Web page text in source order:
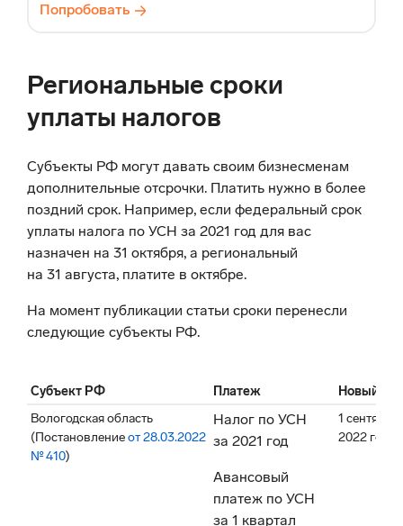
Попробовать
Региональные сроки
уплаты налогов
Субъекты РФ могут давать своим бизнесменам
дополнительные отсрочки. Платить нужно в более
поздний срок. Например, если федеральный срок
уплаты налога по УСН за 2021 год для вас
назначен на 31 октября, а региональный
на 31 августа, платите в октябре.
На момент публикации статьи сроки перенесли
следующие субъекты РФ.
Субъект РФ Платеж
Новый
Вологодская область
(Постановлениеот 28.03.2022
№ 410)
Налог по УСН
за 2021 год
Авансовый
платеж по УСН
за 1 квартал
1 сентября
2022 года